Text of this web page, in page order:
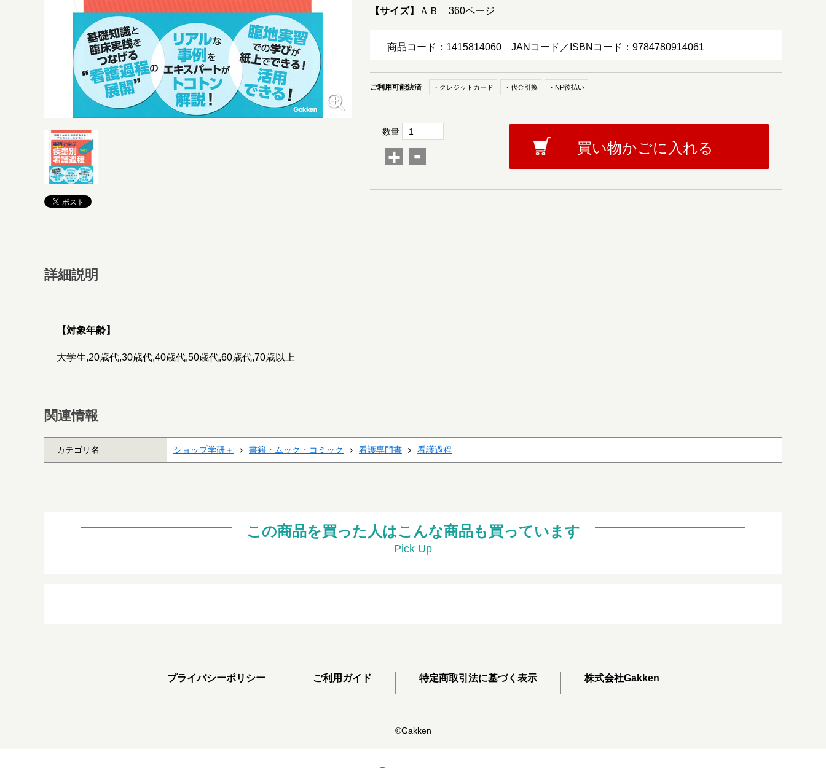
【サイズ】 ＡＢ 360ページ
商品コード：1415814060 JANコード／ISBNコード：9784780914061
ご利用可能決済 ・クレジットカード ・代金引換 ・NP後払い
数量
+ - 買い物かごに入れる
詳細説明
【対象年齢】
大学生,20歳代,30歳代,40歳代,50歳代,60歳代,70歳以上
関連情報
カテゴリ名 ショップ学研＋ 書籍・ムック・コミック 看護専門書 看護過程
この商品を買った人はこんな商品も買っています
Pick Up
プライバシーポリシー ご利用ガイド 特定商取引法に基づく表示 株式会社Gakken
©Gakken